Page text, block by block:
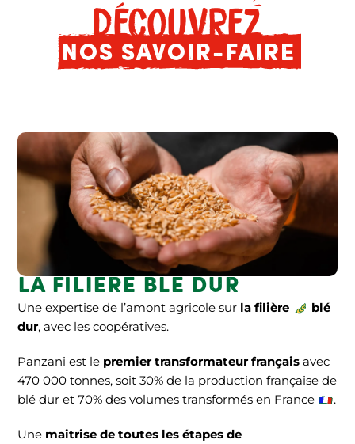
DÉCOUVREZ
nos savoir-faire
La filière blé dur
Une expertise de l’amont agricole sur la filière
blé
dur, avec les coopératives.
Panzani est le premier transformateur français avec
470 000 tonnes, soit 30% de la production française de
blé dur et 70% des volumes transformés en France
.
Une maitrise de toutes les étapes de